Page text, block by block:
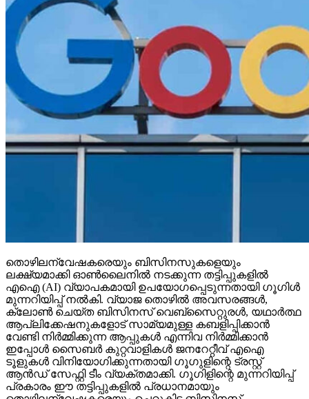
തൊഴിലന്വേഷകരെയും ബിസിനസുകളെയും
ലക്ഷ്യമാക്കി ഓണ്‍ലൈനില്‍ നടക്കുന്ന തട്ടിപ്പുകളില്‍
എഐ (AI) വ്യാപകമായി ഉപയോഗപ്പെടുന്നതായി ഗൂഗിള്‍
മുന്നറിയിപ്പ് നല്‍കി. വ്യാജ തൊഴില്‍ അവസരങ്ങള്‍,
ക്ലോണ്‍ ചെയ്ത ബിസിനസ് വെബ്‌സൈറ്റുരള്‍, യഥാര്‍ത്ഥ
ആപ്ലിക്കേഷനുകളോട് സാമ്യമുള്ള കബളിപ്പിക്കാന്‍
വേണ്ടി നിര്‍മ്മിക്കുന്ന ആപ്പുകള്‍ എന്നിവ നിര്‍മ്മിക്കാന്‍
ഇപ്പോള്‍ സൈബര്‍ കുറ്റവാളികള്‍ ജനറേറ്റീവ് എഐ
ടൂളുകള്‍ വിനിയോഗിക്കുന്നതായി ഗൂഗുളിന്റെ ട്രസ്റ്റ്
ആന്‍ഡ് സേഫ്റ്റി ടീം വ്യക്തമാക്കി. ഗൂഗിളിന്റെ മുന്നറിയിപ്പ്
പ്രകാരം ഈ തട്ടിപ്പുകളില്‍ പ്രധാനമായും